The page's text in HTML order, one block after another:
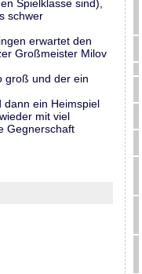
Spielklasse sind),
schwer
erwartet den
Großmeister Milov
groß und der ein
dann ein Heimspiel
mit viel
Gegnerschaft